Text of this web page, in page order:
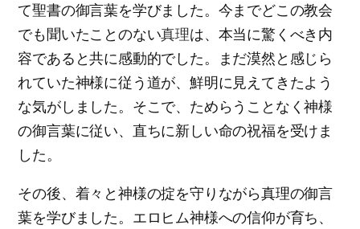
て聖書の御言葉を学びました。今までどこの教会
でも聞いたことのない真理は、本当に驚くべき内
容であると共に感動的でした。まだ漠然と感じら
れていた神様に従う道が、鮮明に見えてきたよう
な気がしました。そこで、ためらうことなく神様
の御言葉に従い、直ちに新しい命の祝福を受けま
した。
その後、着々と神様の掟を守りながら真理の御言
葉を学びました。エロヒム神様への信仰が育ち、